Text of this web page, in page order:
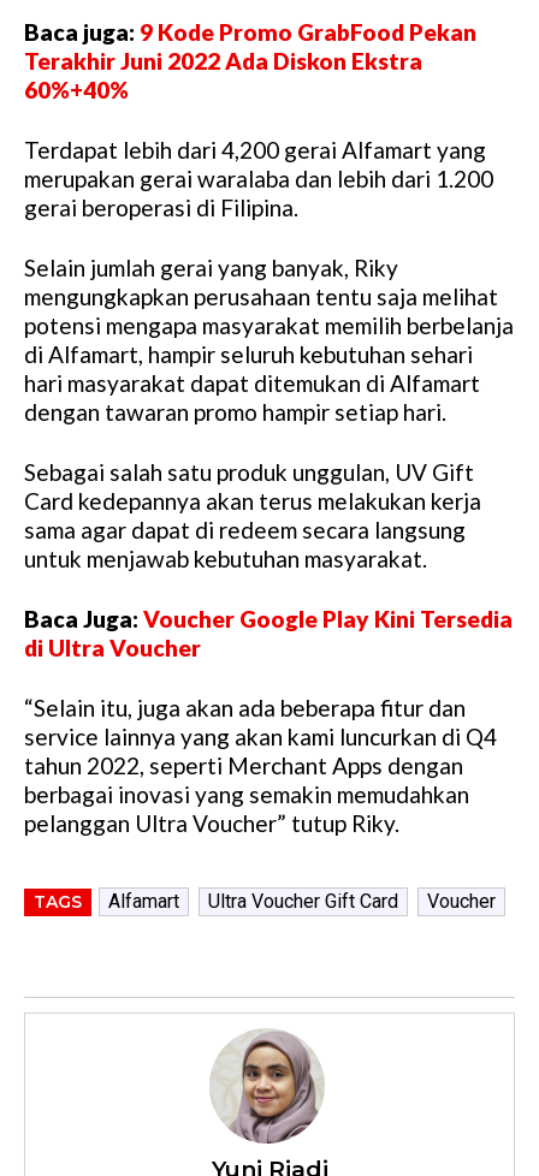
Baca juga: 9 Kode Promo GrabFood Pekan
Terakhir Juni 2022 Ada Diskon Ekstra
60%+40%
Terdapat lebih dari 4,200 gerai Alfamart yang
merupakan gerai waralaba dan lebih dari 1.200
gerai beroperasi di Filipina.
Selain jumlah gerai yang banyak, Riky
mengungkapkan perusahaan tentu saja melihat
potensi mengapa masyarakat memilih berbelanja
di Alfamart, hampir seluruh kebutuhan sehari
hari masyarakat dapat ditemukan di Alfamart
dengan tawaran promo hampir setiap hari.
Sebagai salah satu produk unggulan, UV Gift
Card kedepannya akan terus melakukan kerja
sama agar dapat di redeem secara langsung
untuk menjawab kebutuhan masyarakat.
Baca Juga: Voucher Google Play Kini Tersedia
di Ultra Voucher
“Selain itu, juga akan ada beberapa fitur dan
service lainnya yang akan kami luncurkan di Q4
tahun 2022, seperti Merchant Apps dengan
berbagai inovasi yang semakin memudahkan
pelanggan Ultra Voucher” tutup Riky.
TAGS Alfamart Ultra Voucher Gift Card Voucher
Yuni Riadi